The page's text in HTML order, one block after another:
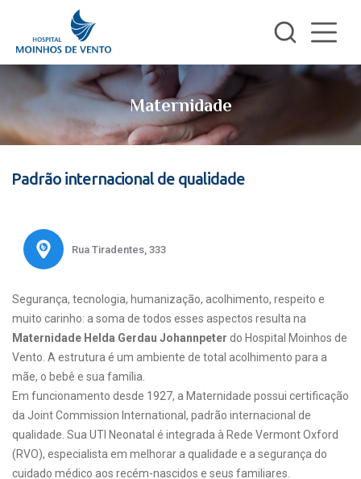
Maternidade
Padrão internacional de qualidade
Rua Tiradentes, 333
Segurança, tecnologia, humanização, acolhimento, respeito e
muito carinho: a soma de todos esses aspectos resulta na
Maternidade Helda Gerdau Johannpeter do Hospital Moinhos de
Vento. A estrutura é um ambiente de total acolhimento para a
mãe, o bebê e sua família.
Em funcionamento desde 1927, a Maternidade possui certificação
da Joint Commission International, padrão internacional de
qualidade. Sua UTI Neonatal é integrada à Rede Vermont Oxford
(RVO), especialista em melhorar a qualidade e a segurança do
cuidado médico aos recém-nascidos e seus familiares.